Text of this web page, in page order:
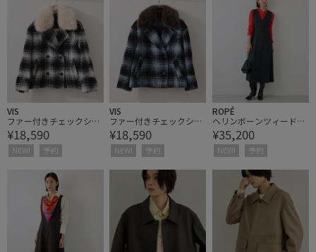
VIS
ファー付きチェックショ
ートコート
¥18,590
NEW! 予約
VIS
ファー付きチェックショ
ートコート
¥18,590
NEW! 予約
ROPÉ
ヘリンボーンツィードV
ネックジャンパースカー
ト
¥35,200
NEW! 予約